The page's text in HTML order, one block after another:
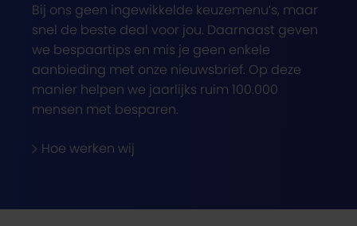
Bij ons geen ingewikkelde keuzemenu’s, maar
snel de beste deal voor jou. Daarnaast geven
we bespaartips en mis je geen enkele
aanbieding met onze nieuwsbrief. Op deze
manier helpen we jaarlijks ruim 100.000
mensen met besparen.
Hoe werken wij